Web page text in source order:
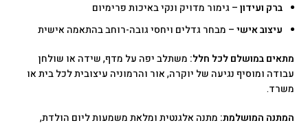
ברק ועידון– גימור מדויק ונקי באיכות פרימיום
עיצוב אישי– מבחר גדלים ויחסי גובה-רוחב בהתאמה אישית
מתאים במושלם לכל חלל: משתלב יפה על מדף, שידה או שולחן
עבודה ומוסיף נגיעה של יוקרה, אור והרמוניה עיצובית לכל בית או
משרד.
המתנה המושלמת: מתנה אלגנטית ומלאת משמעות ליום הולדת,